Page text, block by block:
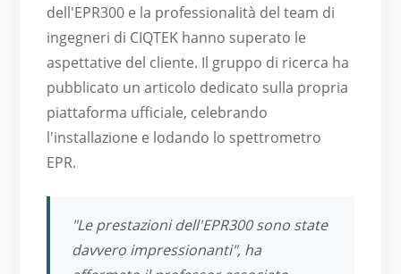
dell'EPR300 e la professionalità del team di
ingegneri di CIQTEK hanno superato le
aspettative del cliente. Il gruppo di ricerca ha
pubblicato un articolo dedicato sulla propria
piattaforma ufficiale, celebrando
l'installazione e lodando lo spettrometro
EPR.
"Le prestazioni dell'EPR300 sono state
davvero impressionanti", ha